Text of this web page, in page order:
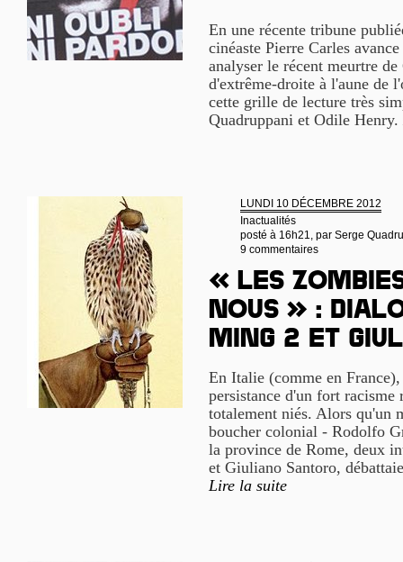
En une récente tribune
cinéaste Pierre Carles
analyser le récent meurtre
d'extrême-droite à l'aune de
cette grille de lecture très
Quadruppani et Odile Henry.
LUNDI 10 DÉCEMBRE 2012
Inactualités
posté à 16h21, par Serge
9 commentaires
« Les
nous » :
Ming 2 et
En Italie (comme en
persistance d'un fort racisme
totalement niés. Alors qu'un
boucher colonial - Rodolfo
la province de Rome, deux
et Giuliano Santoro,
Lire la suite